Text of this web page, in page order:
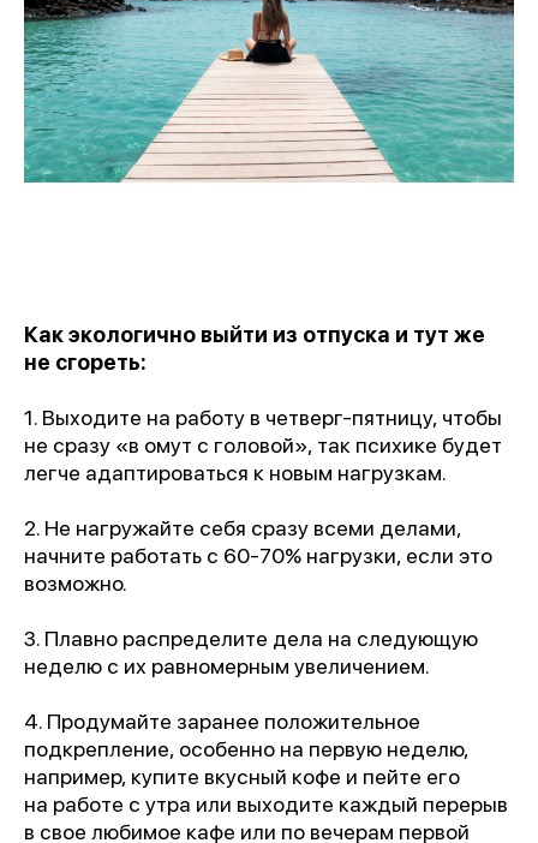
Как экологично выйти из отпуска и тут же
не сгореть:
1. Выходите на работу в четверг-пятницу, чтобы
не сразу «в омут с головой», так психике будет
легче адаптироваться к новым нагрузкам.
2. Не нагружайте себя сразу всеми делами,
начните работать с 60-70% нагрузки, если это
возможно.
3. Плавно распределите дела на следующую
неделю с их равномерным увеличением.
4. Продумайте заранее положительное
подкрепление, особенно на первую неделю,
например, купите вкусный кофе и пейте его
на работе с утра или выходите каждый перерыв
в свое любимое кафе или по вечерам первой